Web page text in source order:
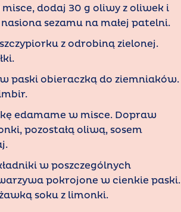
dodaj 30 g oliwy z oliwek i
sezamu na małej patelni.
z odrobiną zielonej.
paski obieraczką do ziemniaków.
edamame w misce. Dopraw
pozostałą oliwą, sosem
w poszczególnych
pokrojone w cienkie paski.
soku z limonki.